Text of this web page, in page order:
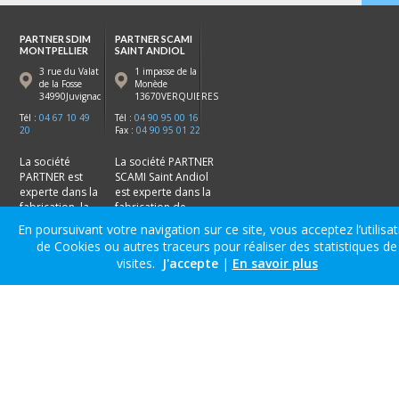
PARTNER SDIM
MONTPELLIER
3 rue du Valat
de la Fosse
34990Juvignac
Tél :04 67 10 49
20
La société
PARTNER est
experte dans la
fabrication, la
distribution et
le stock de
menuiseries en
dans la région
PARTNER SCAMI
SAINT ANDIOL
1 impasse de la
Monède
13670VERQUIERES
Tél :04 90 95 00 16
Fax :04 90 95 01 22
La société PARTNER
SCAMI Saint Andiol
est experte dans la
fabrication de
menuiseries dans le
vaucluse (84) les
bouches du Rhone
(13) :Avignon,Saint-
Andiol,Cavaillon,
En poursuivant votre navigation sur ce site, vous acceptez
de Cookies ou autres traceurs pour réaliser des statistiques de
visites. J'accepte| En savoir plus